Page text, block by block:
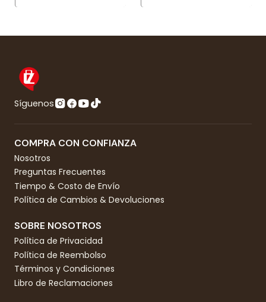
Síguenos
COMPRA CON CONFIANZA
Nosotros
Preguntas Frecuentes
Tiempo & Costo de Envío
Política de Cambios & Devoluciones
SOBRE NOSOTROS
Política de Privacidad
Política de Reembolso
Términos y Condiciones
Libro de Reclamaciones